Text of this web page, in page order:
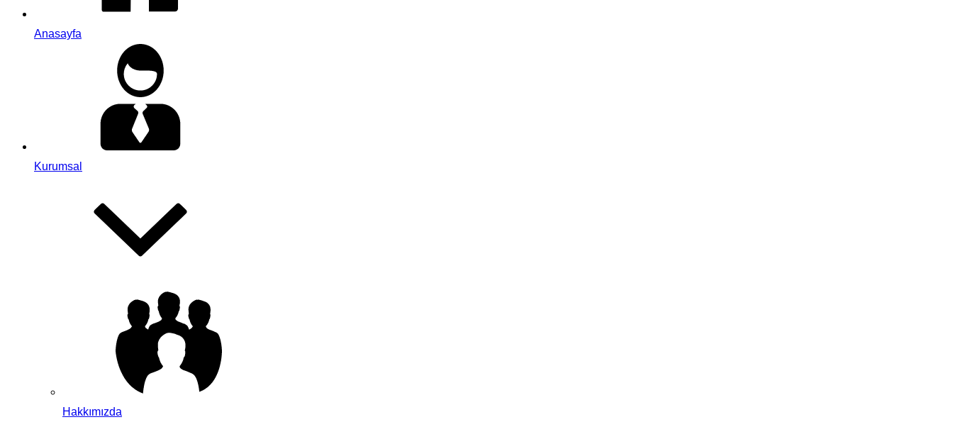
Anasayfa
Kurumsal
Hakkımızda